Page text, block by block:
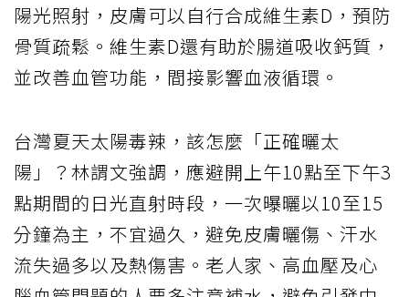
陽光照射，皮膚可以自行合成維生素D，預防
骨質疏鬆。維生素D還有助於腸道吸收鈣質，
並改善血管功能，間接影響血液循環。
台灣夏天太陽毒辣，該怎麼「正確曬太
陽」？林謂文強調，應避開上午10點至下午3
點期間的日光直射時段，一次曝曬以10至15
分鐘為主，不宜過久，避免皮膚曬傷、汗水
流失過多以及熱傷害。老人家、高血壓及心